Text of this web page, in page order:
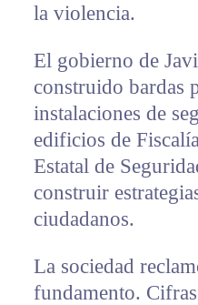
la violencia.
El gobierno de
construido bardas
instalaciones de
edificios de
Estatal de
construir
ciudadanos.
La sociedad
fundamento.